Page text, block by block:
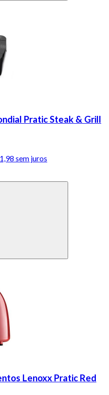
Pratic Steak & Grill
sem juros
Lenoxx Pratic Red